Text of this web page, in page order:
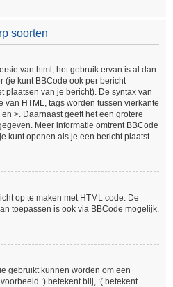
soorten
van html, het gebruik ervan is al dan
(je kunt BBCode ook per bericht
plaatsen van je bericht). De syntax van
van HTML, tags worden tussen vierkante
>. Daarnaast geeft het een grotere
Meer informatie omtrent BBCode
kunt openen als je een bericht plaatst.
op te maken met HTML code. De
toepassen is ook via BBCode mogelijk.
gebruikt kunnen worden om een
:) betekent blij, :( betekent